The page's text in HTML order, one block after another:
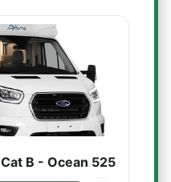
Cat B - Ocean 525